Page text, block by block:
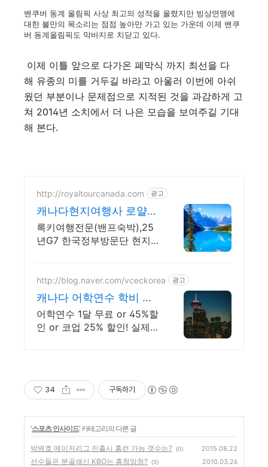
밴쿠버 동계 올림픽 사상 최고의 성적을 올렸지만 빙상연맹에
대한 불만의 목소리는 점점 높아만 가고 있는 가운데 이제 밴쿠
버 동계올림픽도 막바지로 치닫고 있다.
이제 이틀 앞으로 다가온 폐막식 까지 최선을 다
해 유종의 미를 거두길 바라고 아울러 이번에 아쉬
웠던 부분이나 문제점으로 지적된 것을 과감하게 고
쳐 2014년 소치에서 더 나은 모습을 보여주길 기대
해 본다.
http://royaltourcanada.com 광고
캐나다현지여행사 로얄투
어 25년G7 한국방문단 협
력사
록키여행전문(밴프숙박),25
년G7 한국정부방문단 현지
http://blog.naver.com/vceckorea 광고
캐나다 어학연수 학비 반
값
어학연수 1달 무료 or 45%할
인 or 코업 25% 할인! 실제
등
34 구독하기
'스포츠 인사이드' 카테고리의 다른 글
박병호 메이저리그 진출시 홈런 가능 갯수는? (0) 2015.08.22
선수들은 분골쇄신 KBO는 흥청망청? (3) 2010.03.26